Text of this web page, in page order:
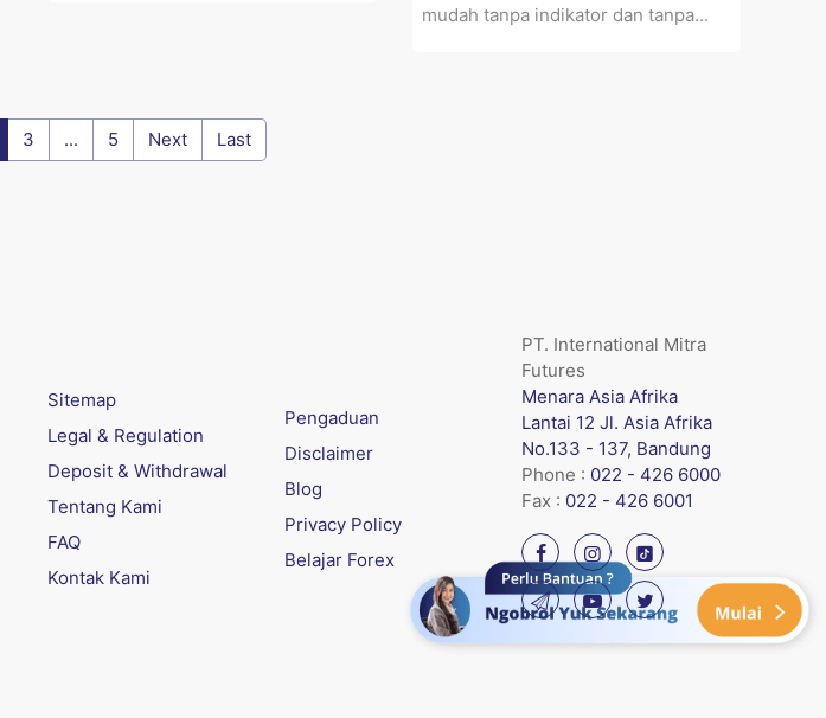
mudah tanpa indikator dan tanpa...
3 ... 5 Next Last
Sitemap
Legal & Regulation
Deposit & Withdrawal
Tentang Kami
FAQ
Kontak Kami
Pengaduan
Disclaimer
Blog
Privacy Policy
Belajar Forex
PT. International Mitra
Futures
Menara Asia Afrika
Lantai 12 Jl. Asia Afrika
No.133 - 137, Bandung
Phone : 022 - 426 6000
Fax : 022 - 426 6001